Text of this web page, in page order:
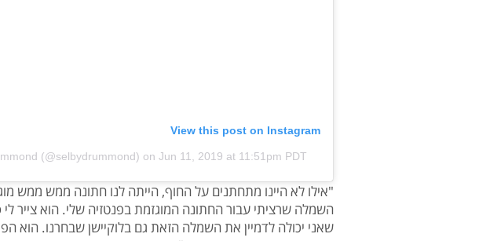
View this post on Instagram
(@selbydrummond) on Jun 11, 2019 at 11:51pm PDT
"אילו לא היינו מתחתנים על החוף, הייתה לנו חתונה ממש ממש
השמלה שרציתי עבור החתונה המוגזמת בפנטזיה שלי. הוא צייר
שאני יכולה לדמיין את השמלה הזאת גם בלוקיישן שבחרנו. הוא